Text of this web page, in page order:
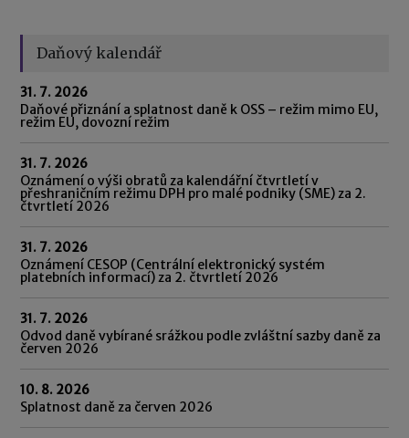
Daňový kalendář
31. 7. 2026
Daňové přiznání a splatnost daně k OSS – režim mimo EU,
režim EU, dovozní režim
31. 7. 2026
Oznámení o výši obratů za kalendářní čtvrtletí v
přeshraničním režimu DPH pro malé podniky (SME) za 2.
čtvrtletí 2026
31. 7. 2026
Oznámení CESOP (Centrální elektronický systém
platebních informací) za 2. čtvrtletí 2026
31. 7. 2026
Odvod daně vybírané srážkou podle zvláštní sazby daně za
červen 2026
10. 8. 2026
Splatnost daně za červen 2026